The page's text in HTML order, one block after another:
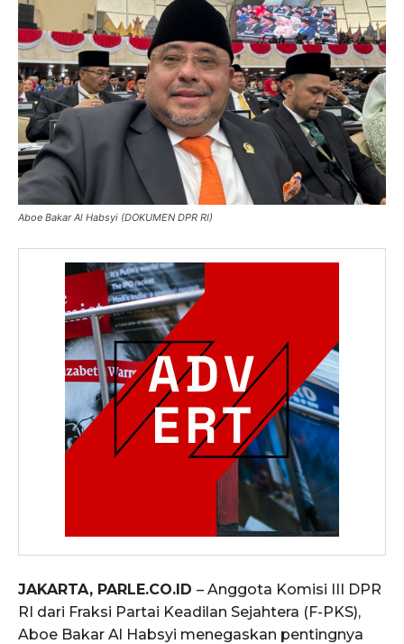
Aboe Bakar Al Habsyi (DOKUMEN DPR RI)
JAKARTA, PARLE.CO.ID – Anggota Komisi III DPR
RI dari Fraksi Partai Keadilan Sejahtera (F-PKS),
Aboe Bakar Al Habsyi menegaskan pentingnya